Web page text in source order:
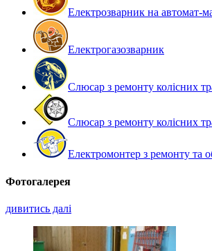
Електрозварник на автомат-
Електрогазозварник
Слюсар з ремонту колісних
Слюсар з ремонту колісних
Електромонтер з ремонту та
Фотогалерея
дивитись далі